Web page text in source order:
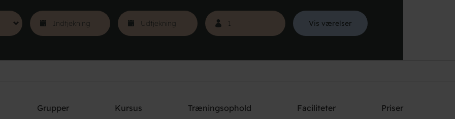
Vis værelser
Grupper Kursus Træningsophold Faciliteter Priser